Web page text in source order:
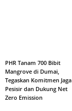
PHR Tanam 700 Bibit
Mangrove di Dumai,
Tegaskan Komitmen Jaga
Pesisir dan Dukung Net
Zero Emission